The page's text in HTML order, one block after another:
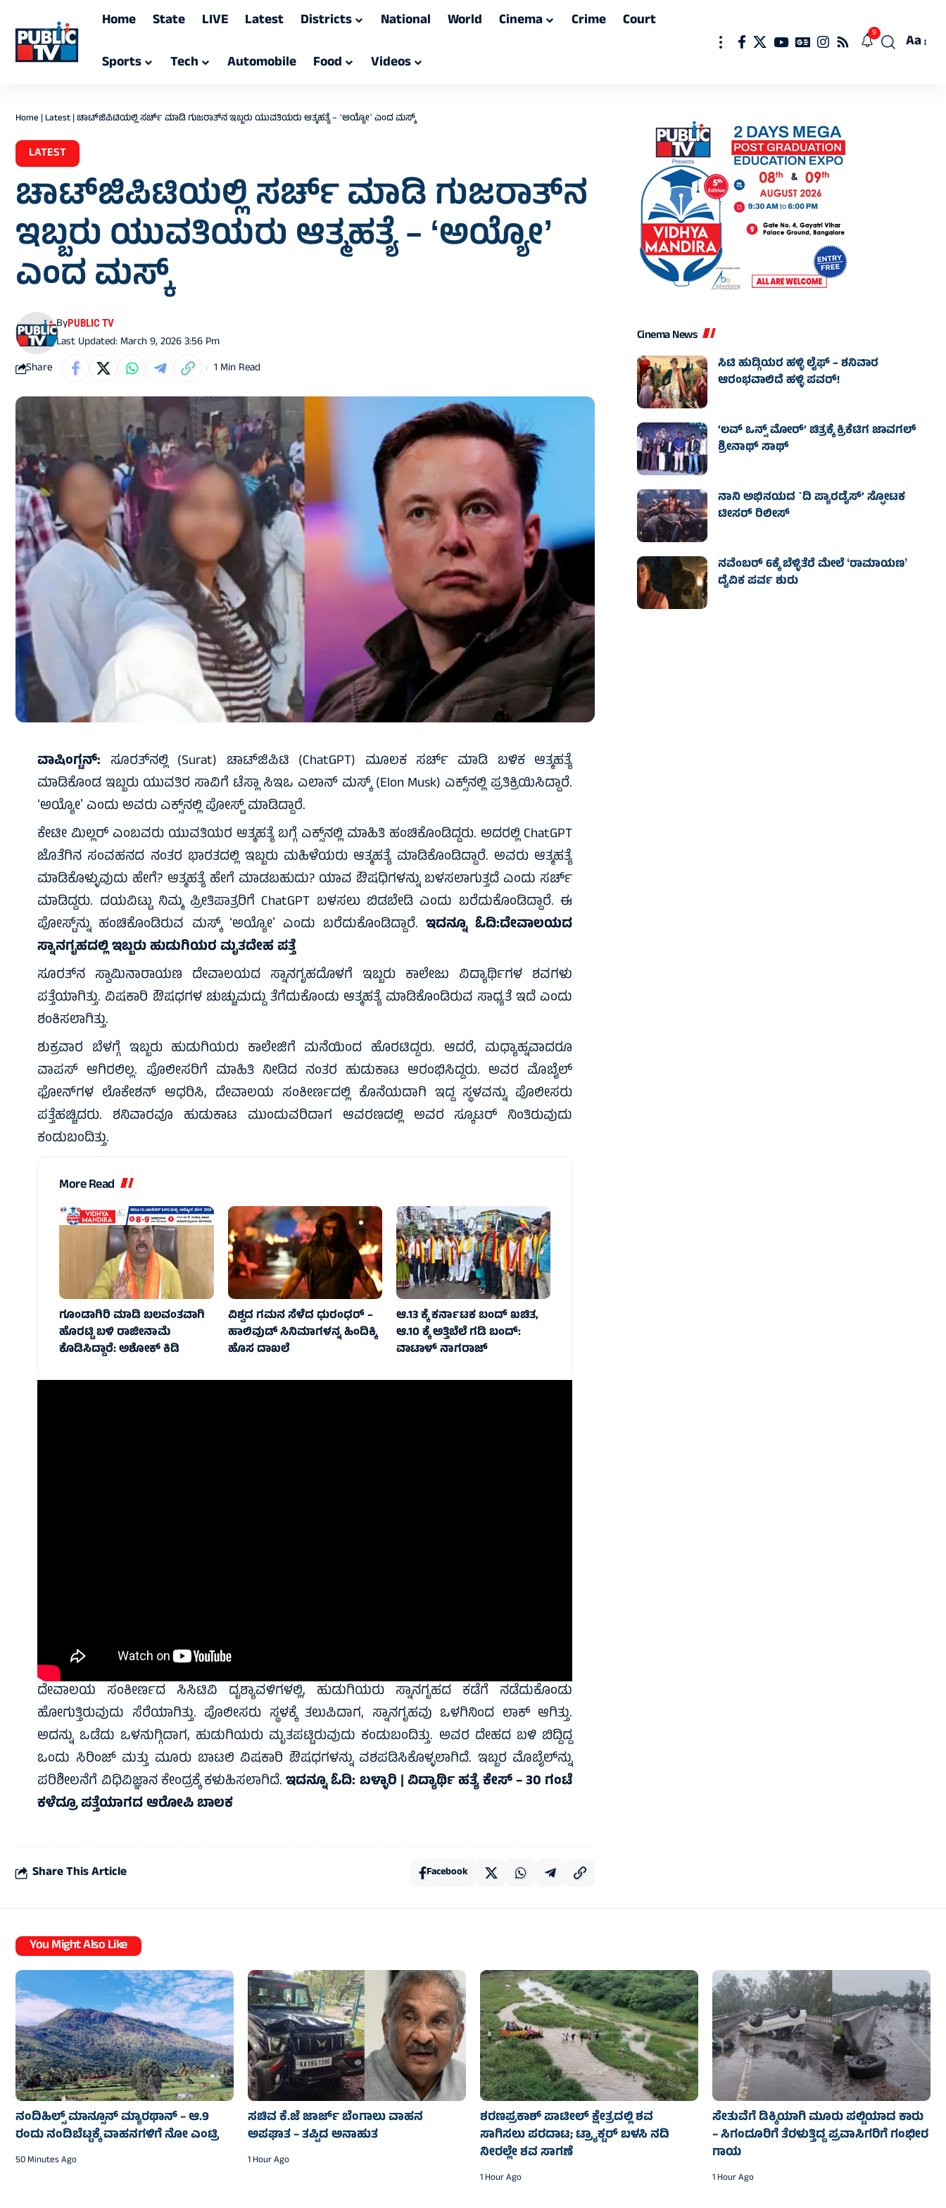
Home State LIVE Latest Districts National World Cinema Crime
Court
Sports
Tech Automobile Food Videos
9
Font
Aa
Home |Latest|ಚಾಟ್‌ಜಿಪಿಟಿಯಲ್ಲಿ ಸರ್ಚ್‌ ಮಾಡಿ ಗುಜರಾತ್‍ನ ಇಬ್ಬರು ಯುವತಿಯರು ಆತ್ಮಹತ್ಯೆ – ʻಅಯ್ಯೋʼ ಎಂದ ಮಸ್ಕ್‌
LATEST
ಚಾಟ್‌ಜಿಪಿಟಿಯಲ್ಲಿ ಸರ್ಚ್‌ ಮಾಡಿ ಗುಜರಾತ್‍ನ
ಇಬ್ಬರು ಯುವತಿಯರು ಆತ್ಮಹತ್ಯೆ – ʻಅಯ್ಯೋʼ
ಎಂದ ಮಸ್ಕ್‌
Last Updated: March 9, 2026 3:56 Pm
ByPUBLIC TV
Share 1 Min Read
ವಾಷಿಂಗ್ಟನ್: ಸೂರತ್‌ನಲ್ಲಿ (Surat) ಚಾಟ್‌ಜಿಪಿಟಿ (ChatGPT) ಮೂಲಕ ಸರ್ಚ್‌ ಮಾಡಿ ಬಳಿಕ ಆತ್ಮಹತ್ಯೆ
ಮಾಡಿಕೊಂಡ ಇಬ್ಬರು ಯುವತಿರ ಸಾವಿಗೆ ಟೆಸ್ಲಾ ಸಿಇಒ ಎಲಾನ್‌ ಮಸ್ಕ್‌ (Elon Musk) ಎಕ್ಸ್‌ನಲ್ಲಿ ಪ್ರತಿಕ್ರಿಯಿಸಿದ್ದಾರೆ.
ʻಅಯ್ಯೋʼ ಎಂದು ಅವರು ಎಕ್ಸ್‌ನಲ್ಲಿ ಪೋಸ್ಟ್‌ ಮಾಡಿದ್ದಾರೆ.
ಕೇಟೀ ಮಿಲ್ಲರ್ ಎಂಬವರು ಯುವತಿಯರ ಆತ್ಮಹತ್ಯೆ ಬಗ್ಗೆ ಎಕ್ಸ್‌ನಲ್ಲಿ ಮಾಹಿತಿ ಹಂಚಿಕೊಂಡಿದ್ದರು. ಅದರಲ್ಲಿ ChatGPT
ಜೊತೆಗಿನ ಸಂವಹನದ ನಂತರ ಭಾರತದಲ್ಲಿ ಇಬ್ಬರು ಮಹಿಳೆಯರು ಆತ್ಮಹತ್ಯೆ ಮಾಡಿಕೊಂಡಿದ್ದಾರೆ. ಅವರು ಆತ್ಮಹತ್ಯೆ
ಮಾಡಿಕೊಳ್ಳುವುದು ಹೇಗೆ? ಆತ್ಮಹತ್ಯೆ ಹೇಗೆ ಮಾಡಬಹುದು? ಯಾವ ಔಷಧಿಗಳನ್ನು ಬಳಸಲಾಗುತ್ತದೆ ಎಂದು ಸರ್ಚ್‌
ಮಾಡಿದ್ದರು. ದಯವಿಟ್ಟು ನಿಮ್ಮ ಪ್ರೀತಿಪಾತ್ರರಿಗೆ ChatGPT ಬಳಸಲು ಬಿಡಬೇಡಿ ಎಂದು ಬರೆದುಕೊಂಡಿದ್ದಾರೆ. ಈ
ಪೋಸ್ಟ್‌ನ್ನು ಹಂಚಿಕೊಂಡಿರುವ ಮಸ್ಕ್‌ ʻಅಯ್ಯೋʼ ಎಂದು ಬರೆದುಕೊಂಡಿದ್ದಾರೆ.ಇದನ್ನೂ ಓದಿ:ದೇವಾಲಯದ
ಸ್ನಾನಗೃಹದಲ್ಲಿ ಇಬ್ಬರು ಹುಡುಗಿಯರ ಮೃತದೇಹ ಪತ್ತೆ
ಸೂರತ್‌ನ ಸ್ವಾಮಿನಾರಾಯಣ ದೇವಾಲಯದ ಸ್ನಾನಗೃಹದೊಳಗೆ ಇಬ್ಬರು ಕಾಲೇಜು ವಿದ್ಯಾರ್ಥಿಗಳ ಶವಗಳು
ಪತ್ತೆಯಾಗಿತ್ತು. ವಿಷಕಾರಿ ಔಷಧಗಳ ಚುಚ್ಚುಮದ್ದು ತೆಗೆದುಕೊಂಡು ಆತ್ಮಹತ್ಯೆ ಮಾಡಿಕೊಂಡಿರುವ ಸಾಧ್ಯತೆ ಇದೆ ಎಂದು
ಶಂಕಿಸಲಾಗಿತ್ತು.
ಶುಕ್ರವಾರ ಬೆಳಗ್ಗೆ ಇಬ್ಬರು ಹುಡುಗಿಯರು ಕಾಲೇಜಿಗೆ ಮನೆಯಿಂದ ಹೊರಟಿದ್ದರು. ಆದರೆ, ಮಧ್ಯಾಹ್ನವಾದರೂ
ವಾಪಸ್‌ ಆಗಿರಲಿಲ್ಲ. ಪೊಲೀಸರಿಗೆ ಮಾಹಿತಿ ನೀಡಿದ ನಂತರ ಹುಡುಕಾಟ ಆರಂಭಿಸಿದ್ದರು. ಅವರ ಮೊಬೈಲ್
ಫೋನ್‌ಗಳ ಲೊಕೇಶನ್‌ ಆಧರಿಸಿ, ದೇವಾಲಯ ಸಂಕೀರ್ಣದಲ್ಲಿ ಕೊನೆಯದಾಗಿ ಇದ್ದ ಸ್ಥಳವನ್ನು ಪೊಲೀಸರು
ಪತ್ತೆಹಚ್ಚಿದರು. ಶನಿವಾರವೂ ಹುಡುಕಾಟ ಮುಂದುವರಿದಾಗ ಆವರಣದಲ್ಲಿ ಅವರ ಸ್ಕೂಟರ್‌ ನಿಂತಿರುವುದು
ಕಂಡುಬಂದಿತ್ತು.
More Read
ಗೂಂಡಾಗಿರಿ ಮಾಡಿ ಬಲವಂತವಾಗಿ
ಹೊರಟ್ಟಿ ಬಳಿ ರಾಜೀನಾಮೆ
ಕೊಡಿಸಿದ್ದಾರೆ: ಅಶೋಕ್‌ ಕಿಡಿ
ವಿಶ್ವದ ಗಮನ ಸೆಳೆದ ಧುರಂಧರ್ –
ಹಾಲಿವುಡ್‌ ಸಿನಿಮಾಗಳನ್ನ ಹಿಂದಿಕ್ಕಿ
ಹೊಸ ದಾಖಲೆ
ಆ.13 ಕ್ಕೆ ಕರ್ನಾಟಕ ಬಂದ್ ಖಚಿತ,
ಆ.10 ಕ್ಕೆ ಅತ್ತಿಬೆಲೆ ಗಡಿ ಬಂದ್:
ವಾಟಾಳ್ ನಾಗರಾಜ್
ದೇವಾಲಯ ಸಂಕೀರ್ಣದ ಸಿಸಿಟಿವಿ ದೃಶ್ಯಾವಳಿಗಳಲ್ಲಿ, ಹುಡುಗಿಯರು ಸ್ನಾನಗೃಹದ ಕಡೆಗೆ ನಡೆದುಕೊಂಡು
ಹೋಗುತ್ತಿರುವುದು ಸೆರೆಯಾಗಿತ್ತು. ಪೊಲೀಸರು ಸ್ಥಳಕ್ಕೆ ತಲುಪಿದಾಗ, ಸ್ನಾನಗೃಹವು ಒಳಗಿನಿಂದ ಲಾಕ್ ಆಗಿತ್ತು.
ಅದನ್ನು ಒಡೆದು ಒಳನುಗ್ಗಿದಾಗ, ಹುಡುಗಿಯರು ಮೃತಪಟ್ಟಿರುವುದು ಕಂಡುಬಂದಿತ್ತು. ಅವರ ದೇಹದ ಬಳಿ ಬಿದ್ದಿದ್ದ
ಒಂದು ಸಿರಿಂಜ್ ಮತ್ತು ಮೂರು ಬಾಟಲಿ ವಿಷಕಾರಿ ಔಷಧಗಳನ್ನು ವಶಪಡಿಸಿಕೊಳ್ಳಲಾಗಿದೆ. ಇಬ್ಬರ ಮೊಬೈಲ್‌ನ್ನು
ಪರಿಶೀಲನೆಗೆ ವಿಧಿವಿಜ್ಞಾನ ಕೇಂದ್ರಕ್ಕೆ ಕಳುಹಿಸಲಾಗಿದೆ.ಇದನ್ನೂ ಓದಿ: ಬಳ್ಳಾರಿ | ವಿದ್ಯಾರ್ಥಿ ಹತ್ಯೆ ಕೇಸ್‌ – 30 ಗಂಟೆ
ಕಳೆದ್ರೂ ಪತ್ತೆಯಾಗದ ಆರೋಪಿ ಬಾಲಕ
Share This Article Facebook
Cinema News
ಸಿಟಿ ಹುಡ್ಗಿಯರ ಹಳ್ಳಿ ಲೈಫ್‌ – ಶನಿವಾರ
ಆರಂಭವಾಲಿದೆ ಹಳ್ಳಿ ಪವರ್‌!
‘ಲವ್ ಒನ್ಸ್ ಮೋರ್’ ಚಿತ್ರಕ್ಕೆ ಕ್ರಿಕೆಟಿಗ ಜಾವಗಲ್
ಶ್ರೀನಾಥ್ ಸಾಥ್
ನಾನಿ ಅಭಿನಯದ `ದಿ ಪ್ಯಾರಡೈಸ್’ ಸ್ಫೋಟಕ
ಟೀಸರ್ ರಿಲೀಸ್
ನವೆಂಬರ್ 6ಕ್ಕೆ ಬೆಳ್ಳಿತೆರೆ ಮೇಲೆ ʻರಾಮಾಯಣʼ
ದೈವಿಕ ಪರ್ವ ಶುರು
You Might Also Like
ನಂದಿಹಿಲ್ಸ್ ಮಾನ್ಸೂನ್ ಮ್ಯಾರಥಾನ್ – ಆ.9
ರಂದು ನಂದಿಬೆಟ್ಟಕ್ಕೆ ವಾಹನಗಳಿಗೆ ನೋ ಎಂಟ್ರಿ
50 Minutes Ago
ಸಚಿವ ಕೆ.ಜೆ ಜಾರ್ಜ್ ಬೆಂಗಾಲು ವಾಹನ
ಅಪಘಾತ – ತಪ್ಪಿದ ಅನಾಹುತ
1 Hour Ago
ಶರಣಪ್ರಕಾಶ್ ಪಾಟೀಲ್ ಕ್ಷೇತ್ರದಲ್ಲಿ ಶವ
ಸಾಗಿಸಲು ಪರದಾಟ; ಟ್ರ್ಯಾಕ್ಟರ್‌ ಬಳಸಿ ನದಿ
ನೀರಲ್ಲೇ ಶವ ಸಾಗಣೆ
1 Hour Ago
ಸೇತುವೆಗೆ ಡಿಕ್ಕಿಯಾಗಿ ಮೂರು ಪಲ್ಟಿಯಾದ ಕಾರು
– ಸಿಗಂದೂರಿಗೆ ತೆರಳುತ್ತಿದ್ದ ಪ್ರವಾಸಿಗರಿಗೆ ಗಂಭೀರ
ಗಾಯ
1 Hour Ago